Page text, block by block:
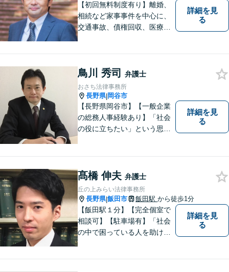
【初回無料制度有り】離婚、
相続など家事事件を中心に、
交通事故、債権回収、医療過
詳細を見
る
鳥川 秀司 弁護士
おさち法律事務所
長野県|岡谷市
【長野県岡谷市】【一般企業
の総務人事経験あり】「社会
の役に立ちたい」という思い
権利を守るために懸命に働き
ます。離婚・借金・交通事故
などお気軽にご相談くださ
い。
詳細を見
る
髙橋 伸夫 弁護士
丘の上みらい法律事務所
長野県|飯田市 飯田駅 から徒歩1分
【飯田駅１分】【完全個室で
相談可】【駐車場有】「社会
の中で困っている人を助けた
詳細を見
る